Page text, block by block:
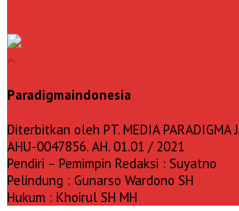
Paradigmaindonesia
Diterbitkan oleh PT. MEDIA PARADIGMA
AHU-0047856. AH. 01.01 / 2021
Pendiri – Pemimpin Redaksi : Suyatno
Pelindung : Gunarso Wardono SH
Hukum : Khoirul SH MH